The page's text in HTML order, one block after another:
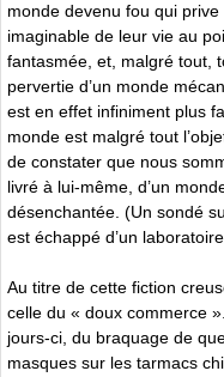
monde devenu fou qui
imaginable de leur vie au
fantasmée, et, malgré tout,
pervertie d’un monde
est en effet infiniment plus
monde est malgré tout
de constater que nous
livré à lui-même, d’un
désenchantée. (Un sondé
est échappé d’un
Au titre de cette fiction
celle du « doux commerce
jours-ci, du braquage de
masques sur les tarmacs